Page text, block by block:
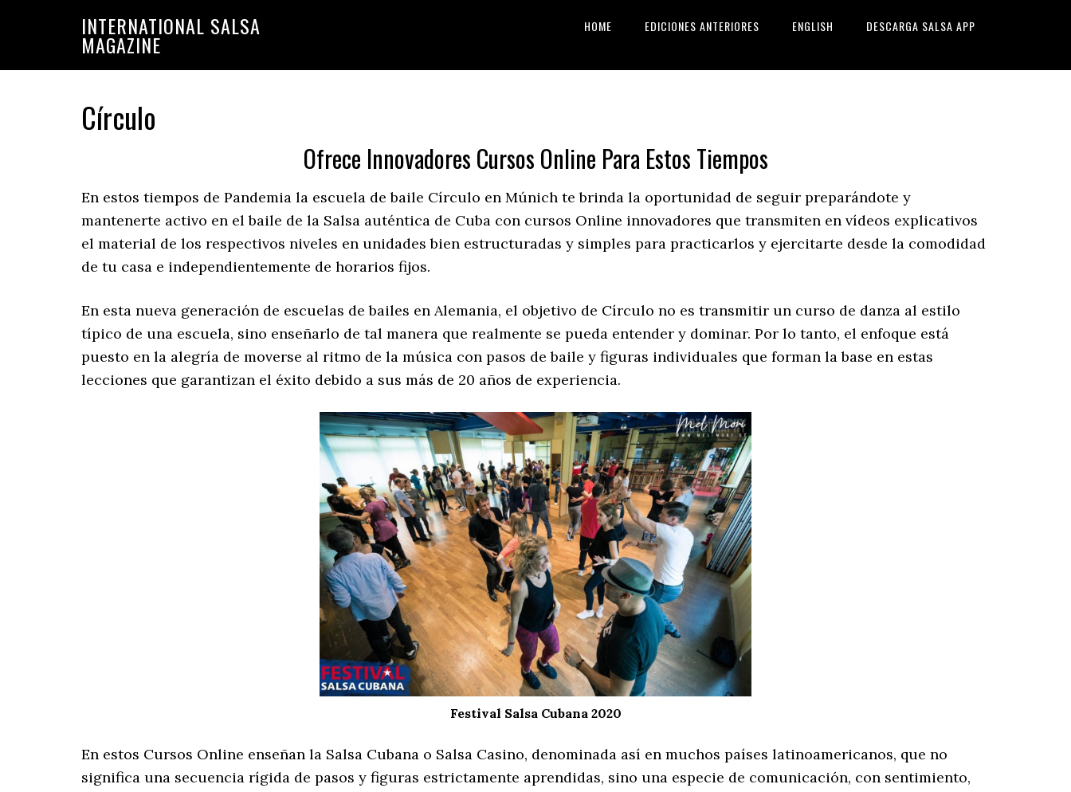
INTERNATIONAL SALSA
MAGAZINE
HOME EDICIONES ANTERIORES ENGLISH DESCARGA SALSA APP
Círculo
Ofrece Innovadores Cursos Online Para Estos Tiempos
En estos tiempos de Pandemia la escuela de baile Círculo en Múnich te brinda la oportunidad de seguir preparándote y
mantenerte activo en el baile de la Salsa auténtica de Cuba con cursos Online innovadores que transmiten en vídeos explicativos
el material de los respectivos niveles en unidades bien estructuradas y simples para practicarlos y ejercitarte desde la comodidad
de tu casa e independientemente de horarios fijos.
En esta nueva generación de escuelas de bailes en Alemania, el objetivo de Círculo no es transmitir un curso de danza al estilo
típico de una escuela, sino enseñarlo de tal manera que realmente se pueda entender y dominar. Por lo tanto, el enfoque está
puesto en la alegría de moverse al ritmo de la música con pasos de baile y figuras individuales que forman la base en estas
lecciones que garantizan el éxito debido a sus más de 20 años de experiencia.
Festival Salsa Cubana 2020
En estos Cursos Online enseñan la Salsa Cubana o Salsa Casino, denominada así en muchos países latinoamericanos, que no
significa una secuencia rígida de pasos y figuras estrictamente aprendidas, sino una especie de comunicación, con sentimiento,